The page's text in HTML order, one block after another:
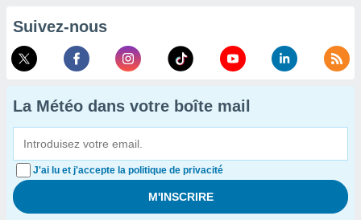
Suivez-nous
La Météo dans votre boîte mail
J'ai lu et j'accepte la politique de privacité